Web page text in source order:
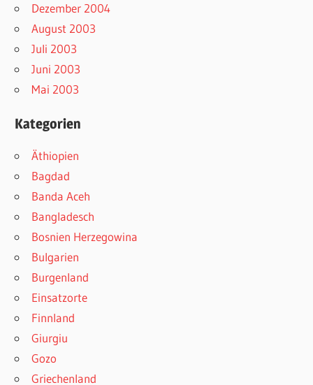
Dezember 2004
August 2003
Juli 2003
Juni 2003
Mai 2003
Kategorien
Äthiopien
Bagdad
Banda Aceh
Bangladesch
Bosnien Herzegowina
Bulgarien
Burgenland
Einsatzorte
Finnland
Giurgiu
Gozo
Griechenland